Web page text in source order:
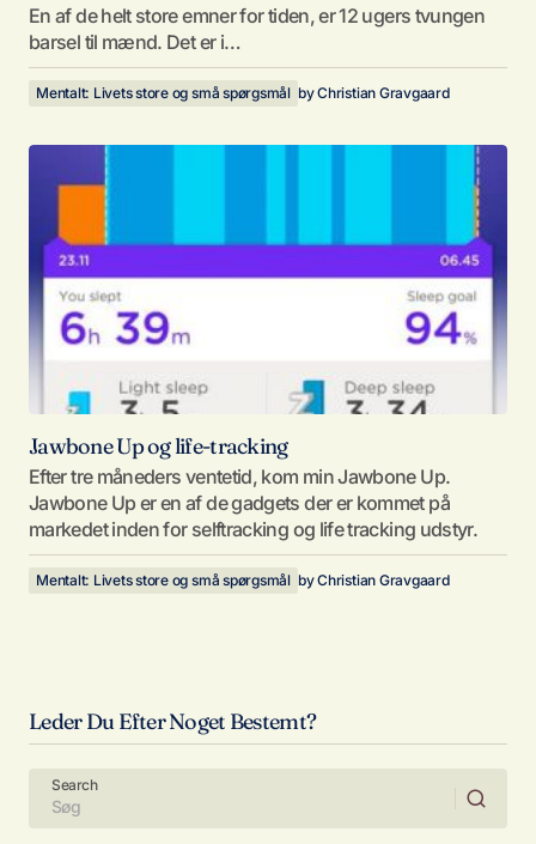
En af de helt store emner for tiden, er 12 ugers tvungen
barsel til mænd. Det er i…
Mentalt: Livets store og små spørgsmål byChristian Gravgaard
Jawbone Up og life-tracking
Efter tre måneders ventetid, kom min Jawbone Up.
Jawbone Up er en af de gadgets der er kommet på
markedet inden for selftracking og life tracking udstyr.
Mentalt: Livets store og små spørgsmål byChristian Gravgaard
Leder Du Efter Noget Bestemt?
Search